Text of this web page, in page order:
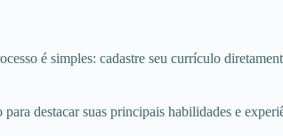
é simples: cadastre seu currículo
destacar suas principais habilidades e